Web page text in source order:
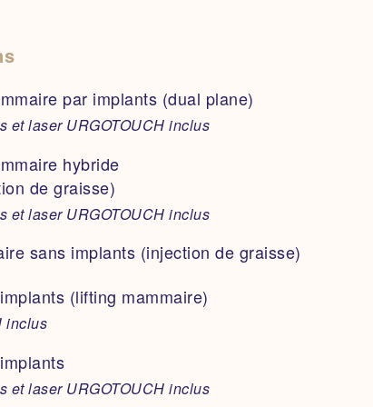
par implants (dual plane)
et laser URGOTOUCH inclus
hybride
de graisse)
et laser URGOTOUCH inclus
sans implants (injection de graisse)
(lifting mammaire)
inclus
et laser URGOTOUCH inclus
par implants
hybride
échographique d’une glande mammaire)
mammaire
toxine botulinique
toxine botulinique